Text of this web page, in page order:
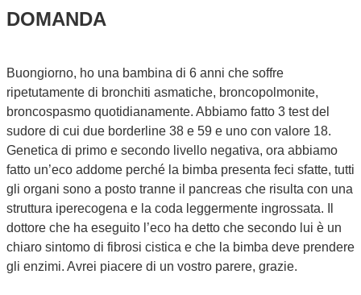
DOMANDA
Buongiorno, ho una bambina di 6 anni che soffre
ripetutamente di bronchiti asmatiche, broncopolmonite,
broncospasmo quotidianamente. Abbiamo fatto 3 test del
sudore di cui due borderline 38 e 59 e uno con valore 18.
Genetica di primo e secondo livello negativa, ora abbiamo
fatto un’eco addome perché la bimba presenta feci sfatte, tutti
gli organi sono a posto tranne il pancreas che risulta con una
struttura iperecogena e la coda leggermente ingrossata. Il
dottore che ha eseguito l’eco ha detto che secondo lui è un
chiaro sintomo di fibrosi cistica e che la bimba deve prendere
gli enzimi. Avrei piacere di un vostro parere, grazie.